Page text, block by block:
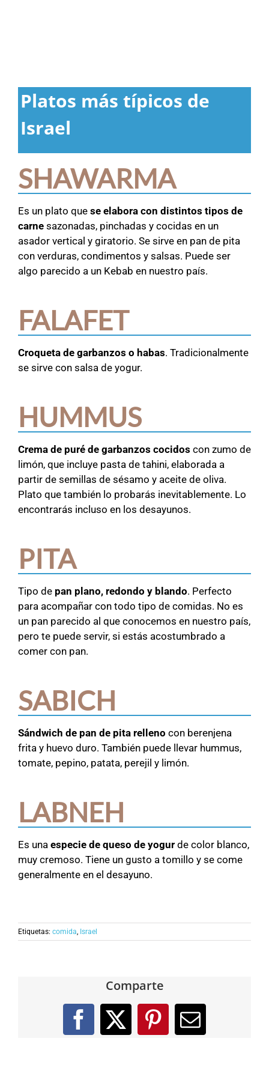
Platos más típicos de
Israel
SHAWARMA
Es un plato que se elabora con distintos tipos de
carne sazonadas, pinchadas y cocidas en un
asador vertical y giratorio. Se sirve en pan de pita
con verduras, condimentos y salsas. Puede ser
algo parecido a un Kebab en nuestro país.
FALAFET
Croqueta de garbanzos o habas. Tradicionalmente
se sirve con salsa de yogur.
HUMMUS
Crema de puré de garbanzos cocidos con zumo de
limón, que incluye pasta de tahini, elaborada a
partir de semillas de sésamo y aceite de oliva.
Plato que también lo probarás inevitablemente. Lo
encontrarás incluso en los desayunos.
PITA
Tipo de pan plano, redondo y blando. Perfecto
para acompañar con todo tipo de comidas. No es
un pan parecido al que conocemos en nuestro país,
pero te puede servir, si estás acostumbrado a
comer con pan.
SABICH
Sándwich de pan de pita relleno con berenjena
frita y huevo duro. También puede llevar hummus,
tomate, pepino, patata, perejil y limón.
LABNEH
Es una especie de queso de yogur de color blanco,
muy cremoso. Tiene un gusto a tomillo y se come
generalmente en el desayuno.
Etiquetas: comida, Israel
Comparte
Facebook
X PinterestCorreo